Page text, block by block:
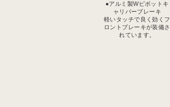
●アルミ製Wピボットキ
ャリパーブレーキ
軽いタッチで良く効くフ
ロントブレーキが装備さ
れています。